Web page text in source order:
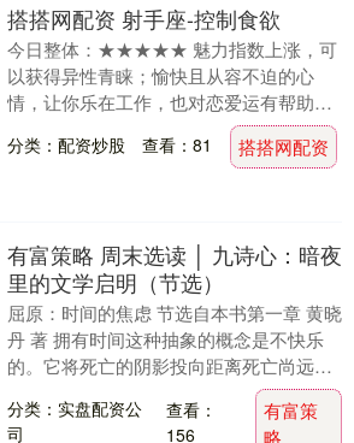
搭搭网配资 射手座-控制食欲
今日整体：★★★★★ 魅力指数上涨，可
以获得异性青睐；愉快且从容不迫的心
情，让你乐在工作，也对恋爱运有帮助。
财运有力，适合做投资。是个旅行的好时
机，能让人心胸开....
分类：配资炒股 查看：81 搭搭网配资
有富策略 周末选读 │ 九诗心：暗夜
里的文学启明（节选）
屈原：时间的焦虑 节选自本书第一章 黄晓
丹 著 拥有时间这种抽象的概念是不快乐
的。它将死亡的阴影投向距离死亡尚远的
时候。《离骚》可能讲了另一种东西，即
人们从神话....
分类：实盘配资公
司
查看：
156
有富策
略